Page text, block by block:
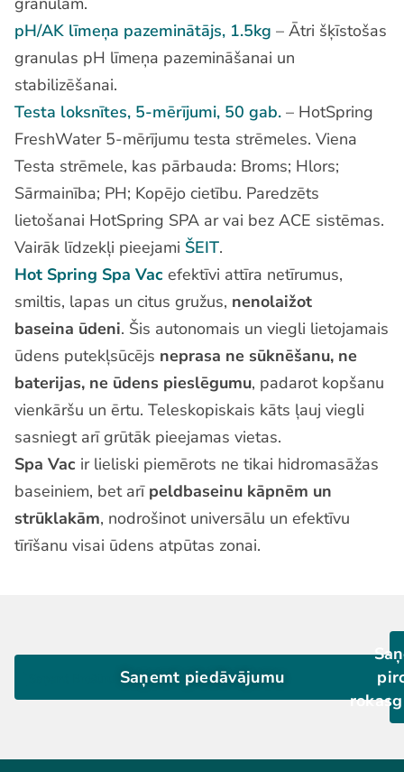
pH/AK līmeņa pazeminātājs, 1.5kg – Ātri šķīstošas
granulas pH līmeņa pazemināšanai un
stabilizēšanai.
Testa loksnītes, 5-mērījumi, 50 gab. – HotSpring
FreshWater 5-mērījumu testa strēmeles. Viena
Testa strēmele, kas pārbauda: Broms; Hlors;
Sārmainība; PH; Kopējo cietību. Paredzēts
lietošanai HotSpring SPA ar vai bez ACE sistēmas.
Vairāk līdzekļi pieejami ŠEIT.
Hot Spring Spa Vac efektīvi attīra netīrumus,
smiltis, lapas un citus gružus, nenolaižot
baseina ūdeni. Šis autonomais un viegli lietojamais
ūdens putekļsūcējs neprasa ne sūknēšanu, ne
baterijas, ne ūdens pieslēgumu, padarot kopšanu
vienkāršu un ērtu. Teleskopiskais kāts ļauj viegli
sasniegt arī grūtāk pieejamas vietas.
Spa Vac ir lieliski piemērots ne tikai hidromasāžas
baseiniem, bet arī peldbaseinu kāpnēm un
strūklakām, nodrošinot universālu un efektīvu
tīrīšanu visai ūdens atpūtas zonai.
Saņemt piedāvājumu